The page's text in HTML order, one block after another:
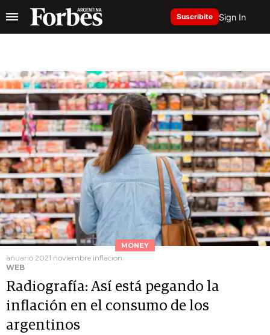
Suscribite Sign In
MONEY
anuario 2021 noviembre inflacion
WEB
Radiografía: Así está pegando la
inflación en el consumo de los
argentinos